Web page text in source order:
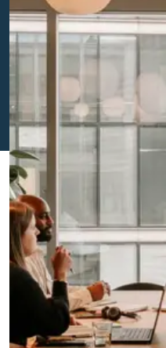
Juridisch Bedrijfsadvies